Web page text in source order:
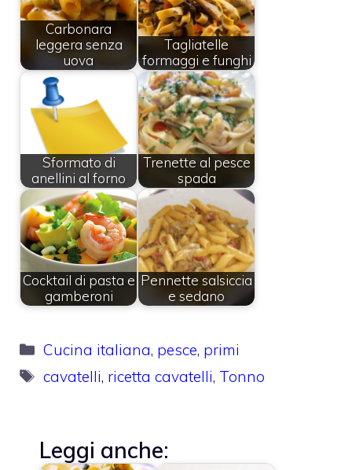
Carbonara
leggera senza
uova
Tagliatelle
formaggi e funghi
Sformato di
anellini al forno
Trenette al pesce
spada
Cocktail di pasta e
gamberoni
Pennette salsiccia
e sedano
Categorie
Cucina italiana, pesce, primi
Tag
cavatelli, ricetta cavatelli, Tonno
Leggi anche: